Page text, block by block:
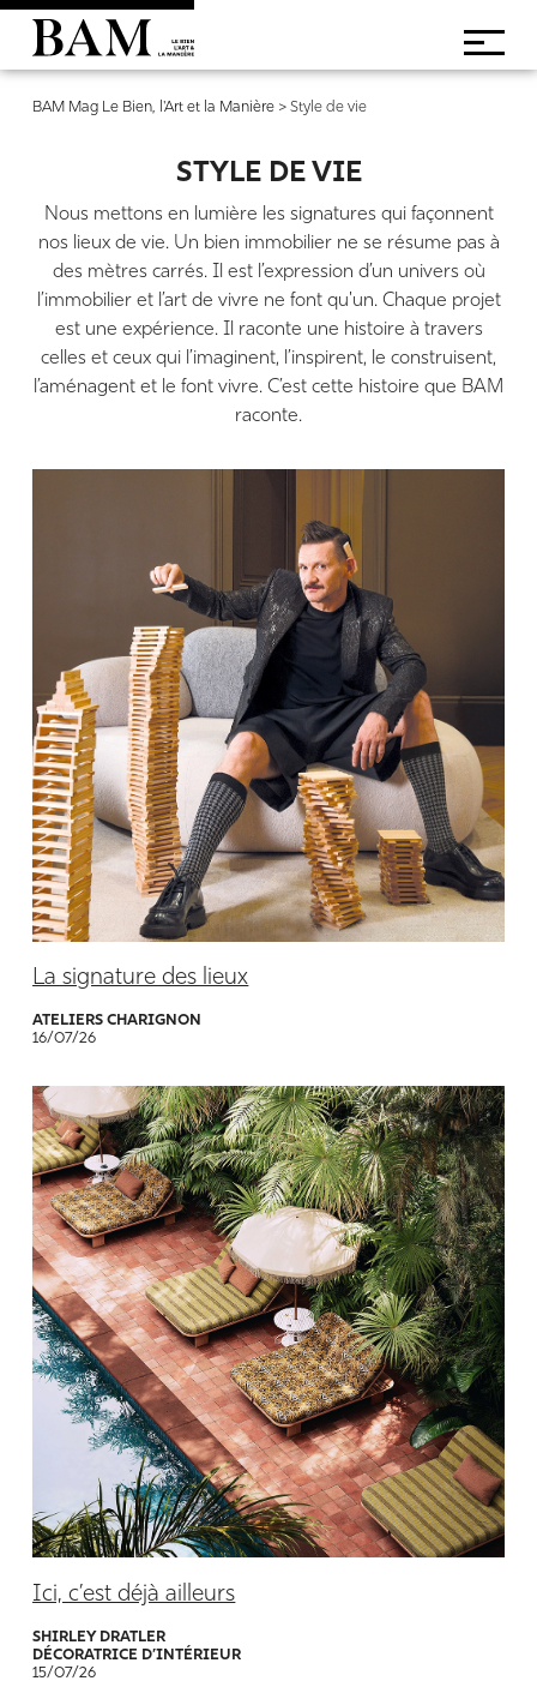
BAM Mag Le Bien, l'Art et la Manière >Style de vie
STYLE DE VIE
Nous mettons en lumière les signatures qui façonnent
nos lieux de vie. Un bien immobilier ne se résume pas à
des mètres carrés. Il est l’expression d’un univers où
l’immobilier et l’art de vivre ne font qu'un. Chaque projet
est une expérience. Il raconte une histoire à travers
celles et ceux qui l’imaginent, l’inspirent, le construisent,
l’aménagent et le font vivre. C’est cette histoire que BAM
raconte.
La signature des lieux
ATELIERS CHARIGNON
16/07/26
Ici, c’est déjà ailleurs
SHIRLEY DRATLER
DÉCORATRICE D’INTÉRIEUR
15/07/26